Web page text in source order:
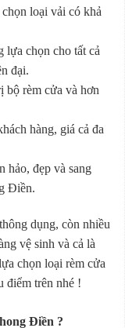
loại vải có khả
lựa chọn cho tất cả
đại.
bộ rèm cửa và hơn
hàng, giá cả đa
hảo, đẹp và sang
Điền.
dụng, còn nhiều
vệ sinh và cả là
chọn loại rèm cửa
điểm trên nhé !
Điền ?